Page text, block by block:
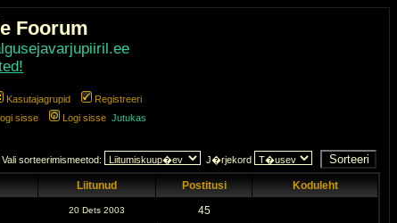
Foorum
Kasutajagrupid
Registreeri
sisse Logi sisse Jutukas
Vali sorteerimismeetod: J�rjekord
Liitunud Postitusi
Koduleht
20 Dets 2003 45